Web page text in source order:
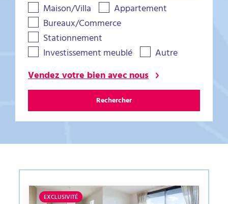
Maison/Villa
Appartement
Bureaux/Commerce
Stationnement
Investissement meublé
Autre
Vendez votre bien avec nous
Rechercher
EXCLUSIVITÉ